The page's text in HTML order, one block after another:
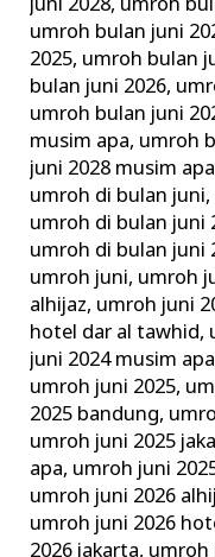
juni 2028, umroh
umroh bulan juni
2025, umroh bulan
bulan juni 2026,
umroh bulan juni
musim apa, umroh
juni 2028 musim apa
umroh di bulan juni,
umroh di bulan juni
umroh di bulan juni
umroh juni, umroh
alhijaz, umroh juni
hotel dar al tawhid,
juni 2024 musim apa
umroh juni 2025,
2025 bandung,
umroh juni 2025
apa, umroh juni
umroh juni 2026
umroh juni 2026